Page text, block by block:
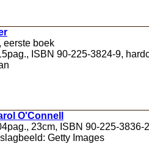
eerste boek
ISBN 90-225-3824-9,
O'Connell
23cm, ISBN 90-225-
Getty Images